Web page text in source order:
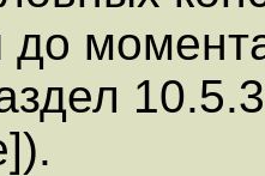
до